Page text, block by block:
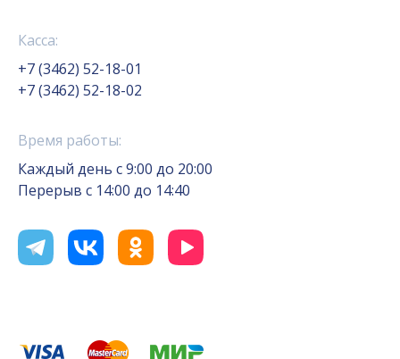
Касса:
+7 (3462) 52-18-01
+7 (3462) 52-18-02
Время работы:
Каждый день с 9:00 до 20:00
Перерыв с 14:00 до 14:40